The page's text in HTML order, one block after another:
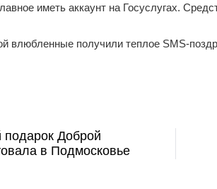
иметь аккаунт на Госуслугах.
влюбленные получили теплое SMS-
Доброй
в Подмосковье